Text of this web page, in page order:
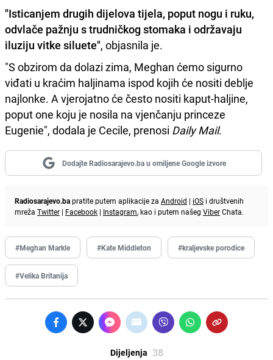
"Isticanjem drugih dijelova tijela, poput nogu i ruku,
odvlače pažnju s trudničkog stomaka i održavaju
iluziju vitke siluete", objasnila je.
"S obzirom da dolazi zima, Meghan ćemo sigurno
viđati u kraćim haljinama ispod kojih će nositi deblje
najlonke. A vjerojatno će često nositi kaput-haljine,
poput one koju je nosila na vjenčanju princeze
Eugenie", dodala je Cecile, prenosi Daily Mail.
Dodajte Radiosarajevo.ba u omiljene Google izvore
Radiosarajevo.bapratite putem aplikacije za Android | iOS i društvenih
mreža Twitter | Facebook | Instagram, kao i putem našeg ViberChata.
#Meghan Markle #Kate Middleton #kraljevske porodice
#Velika Britanija
Dijeljenja 38